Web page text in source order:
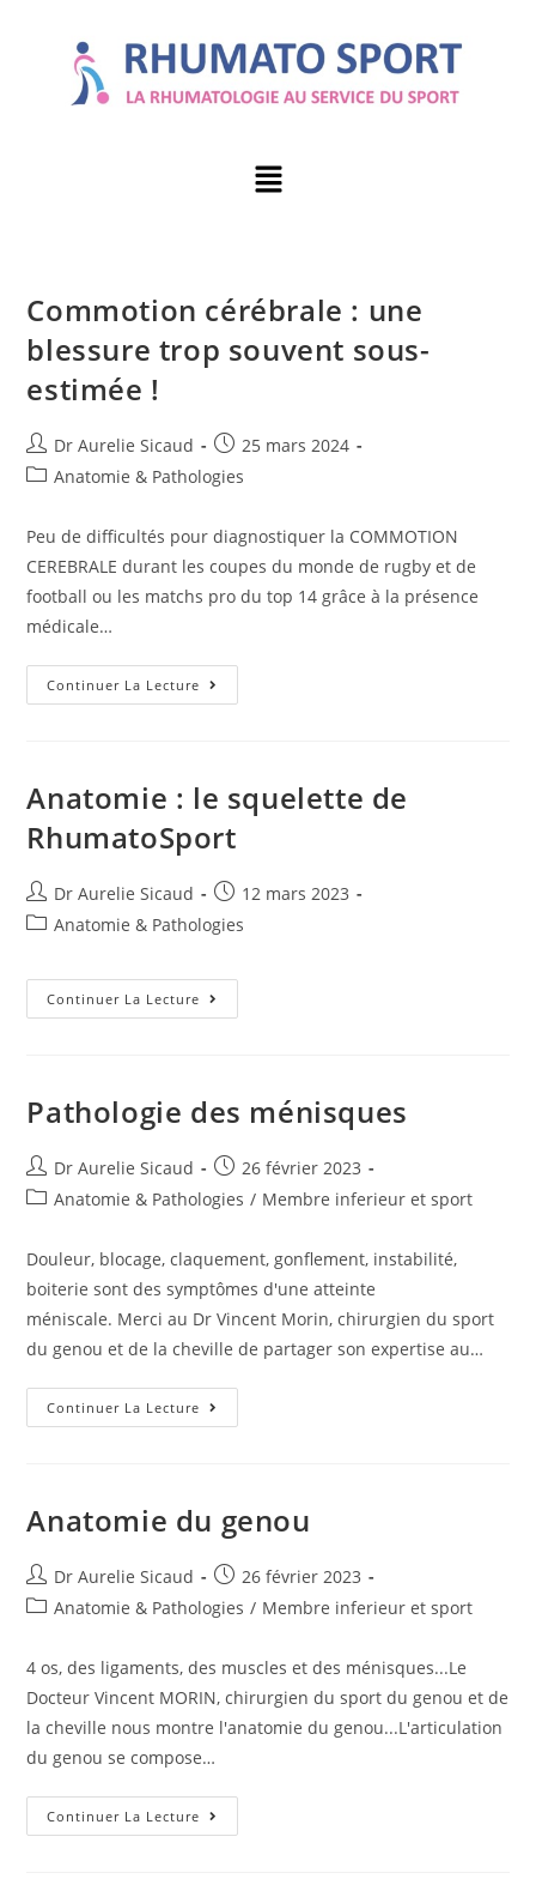
Commotion cérébrale : une
blessure trop souvent sous-
estimée !
Dr Aurelie Sicaud
25 mars 2024
Anatomie & Pathologies
Peu de difficultés pour diagnostiquer la COMMOTION
CEREBRALE durant les coupes du monde de rugby et de
football ou les matchs pro du top 14 grâce à la présence
médicale…
Continuer La Lecture
Anatomie : le squelette de
RhumatoSport
Dr Aurelie Sicaud
12 mars 2023
Anatomie & Pathologies
Continuer La Lecture
Pathologie des ménisques
Dr Aurelie Sicaud
26 février 2023
Anatomie & Pathologies / Membre inferieur et sport
Douleur, blocage, claquement, gonflement, instabilité,
boiterie sont des symptômes d'une atteinte
méniscale. Merci au Dr Vincent Morin, chirurgien du sport
du genou et de la cheville de partager son expertise au…
Continuer La Lecture
Anatomie du genou
Dr Aurelie Sicaud
26 février 2023
Anatomie & Pathologies / Membre inferieur et sport
4 os, des ligaments, des muscles et des ménisques...Le
Docteur Vincent MORIN, chirurgien du sport du genou et de
la cheville nous montre l'anatomie du genou...L'articulation
du genou se compose…
Continuer La Lecture